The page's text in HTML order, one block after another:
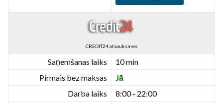
CREDIT24 atsauksmes
Saņemšanas laiks
10 min
Pirmais bez maksas
Jā
Darba laiks
8:00 - 22:00